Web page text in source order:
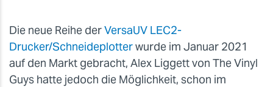
Die neue Reihe derVersaUV LEC2-
Drucker/Schneideplotterwurde im Januar 2021
auf den Markt gebracht, Alex Liggett von The Vinyl
Guys hatte jedoch die Möglichkeit, schon im